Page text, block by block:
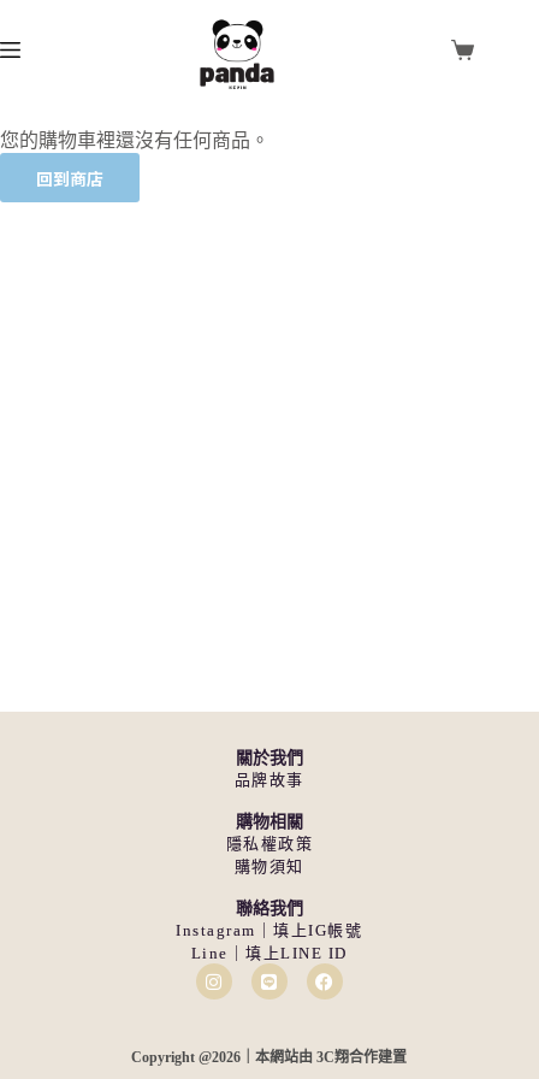
您的購物車裡還沒有任何商品。
回到商店
關於我們
品牌故事
購物相關
隱私權政策
購物須知
聯絡我們
Instagram｜填上IG帳號
Line｜填上LINE ID
Copyright @2026｜本網站由 3C翔合作建置